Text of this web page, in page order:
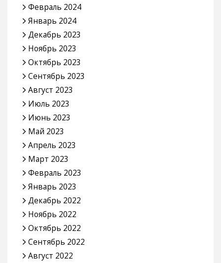
Февраль 2024
Январь 2024
Декабрь 2023
Ноябрь 2023
Октябрь 2023
Сентябрь 2023
Август 2023
Июль 2023
Июнь 2023
Май 2023
Апрель 2023
Март 2023
Февраль 2023
Январь 2023
Декабрь 2022
Ноябрь 2022
Октябрь 2022
Сентябрь 2022
Август 2022